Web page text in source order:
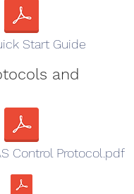
and
Start Guide
Control Protocol.pdf